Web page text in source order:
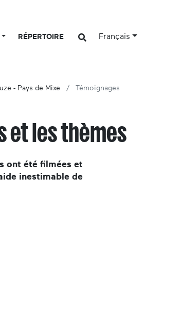
RÉPERTOIRE Français
- Pays de Mixe
Témoignages
et les thèmes
ont été filmées et
inestimable de